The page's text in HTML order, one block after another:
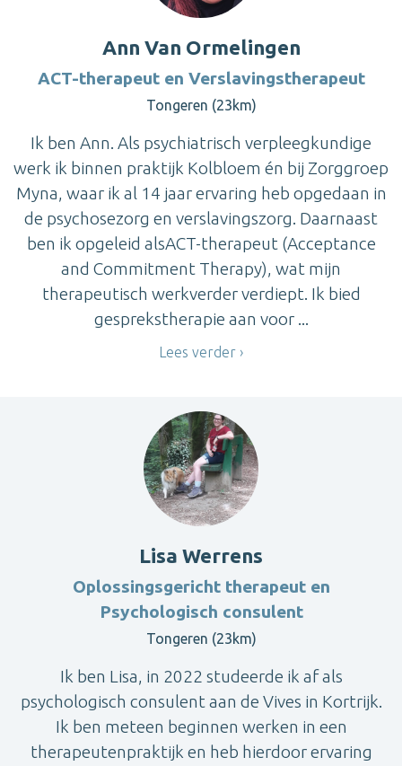
Ann Van Ormelingen
ACT-therapeut en Verslavingstherapeut
Tongeren (23km)
Ik ben Ann. Als psychiatrisch verpleegkundige
werk ik binnen praktijk Kolbloem én bij Zorggroep
Myna, waar ik al 14 jaar ervaring heb opgedaan in
de psychosezorg en verslavingszorg. Daarnaast
ben ik opgeleid alsACT-therapeut (Acceptance
and Commitment Therapy), wat mijn
therapeutisch werkverder verdiept. Ik bied
gesprekstherapie aan voor ...
Lees verder
Lisa Werrens
Oplossingsgericht therapeut en
Psychologisch consulent
Tongeren (23km)
Ik ben Lisa, in 2022 studeerde ik af als
psychologisch consulent aan de Vives in Kortrijk.
Ik ben meteen beginnen werken in een
therapeutenpraktijk en heb hierdoor ervaring